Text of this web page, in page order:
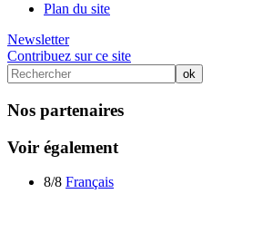
Plan du site
Newsletter
Contribuez sur ce site
Nos partenaires
Voir également
8/8 Français